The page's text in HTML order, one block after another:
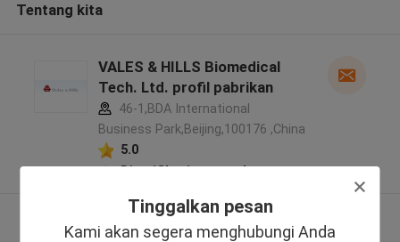
Tinggalkan pesan
Kami akan segera menghubungi Anda
Tentang kita
VALES & HILLS Biomedical
Tech. Ltd. profil pabrikan
46-1,BDA International
Business Park,Beijing,100176 ,China
5.0
Diverifikasi pemasok
Lihat Lebih